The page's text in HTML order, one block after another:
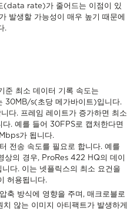
(data rate)가 줄어드는 이점이 있
발생할 가능성이 매우 높기 때문에
.
준 최소 데이터 기록 속도는
30MB/s(초당 메가바이트)입니다.
다. 프레임 레이트가 증가하면 최소
. 예를 들어 30FPS로 캡처한다면
가 됩니다.
전송 속도를 필요로 합니다. 예를
의 경우, ProRes 422 HQ의 데이
다. 이는 넷플릭스의 최소 요건을
허용됩니다.
축 방식에 영향을 주며, 매크로블로
않는 이미지 아티팩트가 발생하게